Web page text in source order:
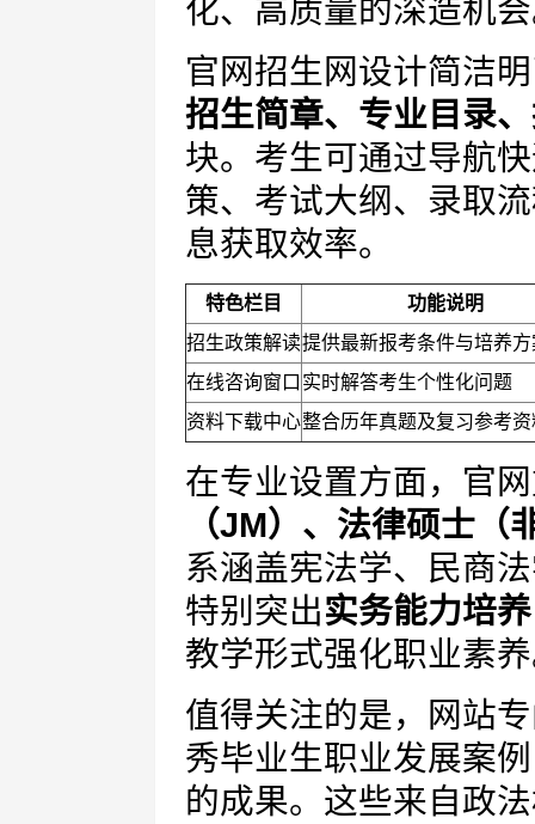
化、高质量的深造机
官网招生网设计简洁
招生简章、专业目录
块。考生可通过导航
策、考试大纲、录取
息获取效率。
特色栏目
功能说明
招生政策解读提供最新报考条件与培养
在线咨询窗口 实时解答考生个性化问题
资料下载中心整合历年真题及复习参考资
在专业设置方面，官
（JM）、法律硕士（
系涵盖宪法学、民商
特别突出实务能力培养
教学形式强化职业素
值得关注的是，网站
秀毕业生职业发展案
的成果。这些来自政